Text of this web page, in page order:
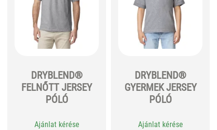
DRYBLEND®
FELNŐTT JERSEY
PÓLÓ
Ajánlat kérése
DRYBLEND®
GYERMEK JERSEY
PÓLÓ
Ajánlat kérése